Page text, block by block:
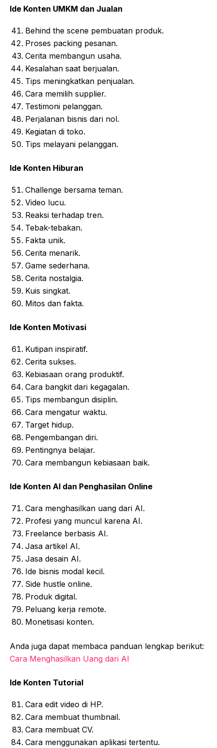
Ide Konten UMKM dan Jualan
Behind the scene pembuatan produk.
Proses packing pesanan.
Cerita membangun usaha.
Kesalahan saat berjualan.
Tips meningkatkan penjualan.
Cara memilih supplier.
Testimoni pelanggan.
Perjalanan bisnis dari nol.
Kegiatan di toko.
Tips melayani pelanggan.
Ide Konten Hiburan
Challenge bersama teman.
Video lucu.
Reaksi terhadap tren.
Tebak-tebakan.
Fakta unik.
Cerita menarik.
Game sederhana.
Cerita nostalgia.
Kuis singkat.
Mitos dan fakta.
Ide Konten Motivasi
Kutipan inspiratif.
Cerita sukses.
Kebiasaan orang produktif.
Cara bangkit dari kegagalan.
Tips membangun disiplin.
Cara mengatur waktu.
Target hidup.
Pengembangan diri.
Pentingnya belajar.
Cara membangun kebiasaan baik.
Ide Konten AI dan Penghasilan Online
Cara menghasilkan uang dari AI.
Profesi yang muncul karena AI.
Freelance berbasis AI.
Jasa artikel AI.
Jasa desain AI.
Ide bisnis modal kecil.
Side hustle online.
Produk digital.
Peluang kerja remote.
Monetisasi konten.
Anda juga dapat membaca panduan lengkap berikut:
Cara Menghasilkan Uang dari AI
Ide Konten Tutorial
Cara edit video di HP.
Cara membuat thumbnail.
Cara membuat CV.
Cara menggunakan aplikasi tertentu.